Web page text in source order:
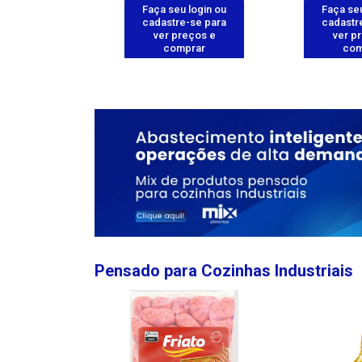
Faça seu login ou
cadastre-se para
ver preços e
comprar
Faça
ver
Pensado para Cozinhas Industriais